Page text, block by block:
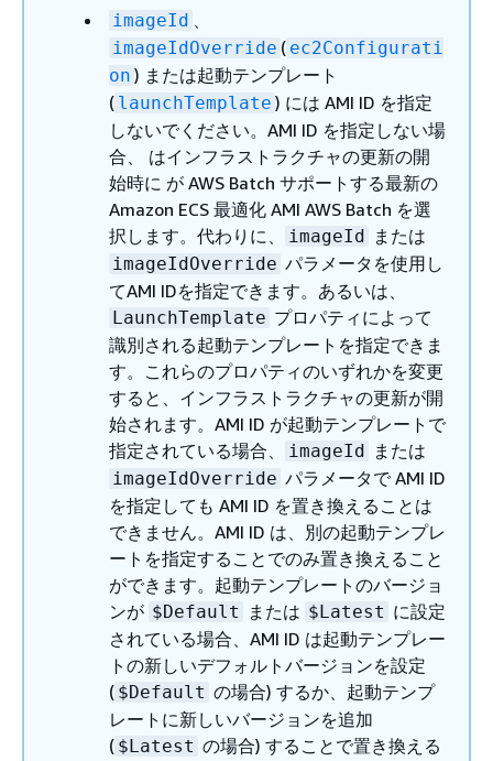
imageId 、
imageIdOverride ( ec2Configurati
on ) または起動テンプレート
( launchTemplate ) には AMI ID を指定
しないでください。AMI ID を指定しない場
合、 はインフラストラクチャの更新の開
始時に が AWS Batch サポートする最新の
Amazon ECS 最適化 AMI AWS Batch を選
択します。代わりに、
imageId または
imageIdOverride パラメータを使用し
てAMI IDを指定できます。あるいは、
LaunchTemplate プロパティによって
識別される起動テンプレートを指定できま
す。これらのプロパティのいずれかを変更
すると、インフラストラクチャの更新が開
始されます。AMI ID が起動テンプレートで
指定されている場合、
imageId または
imageIdOverride パラメータで AMI ID
を指定しても AMI ID を置き換えることは
できません。AMI ID は、別の起動テンプレ
ートを指定することでのみ置き換えること
ができます。起動テンプレートのバージョ
ンが $Default または $Latest に設定
されている場合、AMI ID は起動テンプレー
トの新しいデフォルトバージョンを設定
( $Default の場合) するか、起動テンプ
レートに新しいバージョンを追加
( $Latest の場合) することで置き換える